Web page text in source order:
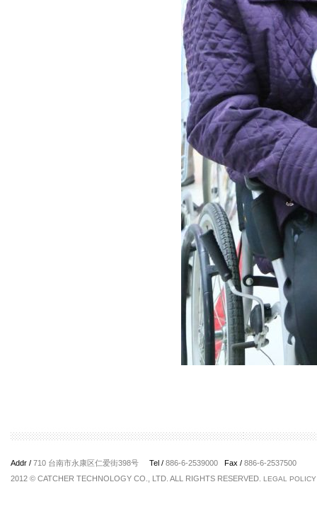
Addr / 710 台南市永康区仁爱街398号 Tel / 886-6-2539000 Fax / 886-6-2537500
2012 © CATCHER TECHNOLOGY CO., LTD. ALL RIGHTS RESERVED.
LEGAL POLICY